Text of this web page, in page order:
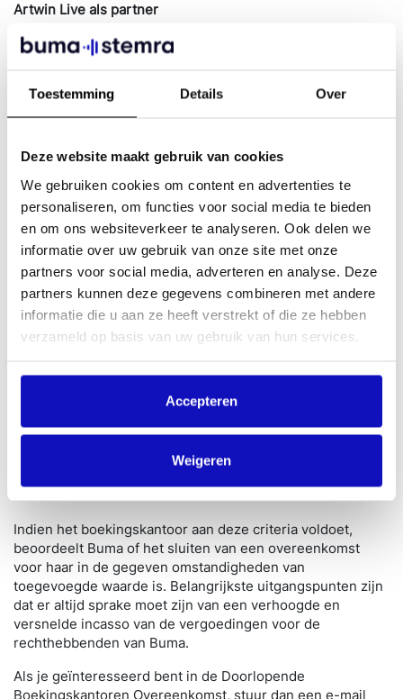
Toestemming Details Over
Deze website maakt gebruik van cookies
We gebruiken cookies om content en advertenties te
personaliseren, om functies voor social media te bieden
en om ons websiteverkeer te analyseren. Ook delen we
informatie over uw gebruik van onze site met onze
partners voor social media, adverteren en analyse. Deze
partners kunnen deze gegevens combineren met andere
informatie die u aan ze heeft verstrekt of die ze hebben
verzameld op basis van uw gebruik van hun services.
Accepteren
Weigeren
Artwin Live als partner
systemen goed op elkaar aansluiten. Door deze
Doorlopende
Boekingskantoren
Overeenkomst
Voor wie? Boekingskantoren
Waarvoor?
Boekingen (optredens) aan
organisatoren
Wanneer?
Minimaal €10.000 Buma afdracht per
jaar en minimaal 2 exclusieve acts
Vergoeding
15% over het licentiebedrag met een
maximum van €750,- per optreden
(boeking)
Indien het boekingskantoor aan deze criteria voldoet,
beoordeelt Buma of het sluiten van een overeenkomst
voor haar in de gegeven omstandigheden van
toegevoegde waarde is. Belangrijkste uitgangspunten zijn
dat er altijd sprake moet zijn van een verhoogde en
versnelde incasso van de vergoedingen voor de
rechthebbenden van Buma.
Als je geïnteresseerd bent in de Doorlopende
Boekingskantoren Overeenkomst, stuur dan een e-mail